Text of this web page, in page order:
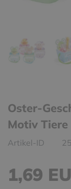
Oster-
Motiv Tiere
Artikel-ID
1,69